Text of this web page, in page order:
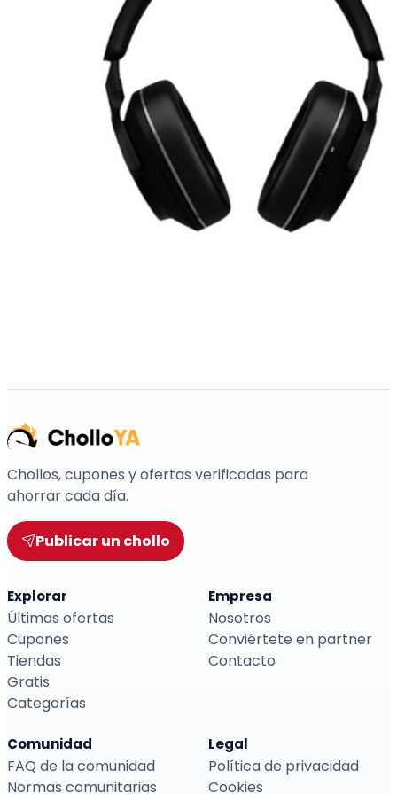
Chollos, cupones y ofertas verificadas para
ahorrar cada día.
Publicar un chollo
Explorar
Últimas ofertas
Cupones
Tiendas
Gratis
Categorías
Empresa
Nosotros
Conviértete en partner
Contacto
Comunidad
FAQ de la comunidad
Normas comunitarias
Legal
Política de privacidad
Cookies